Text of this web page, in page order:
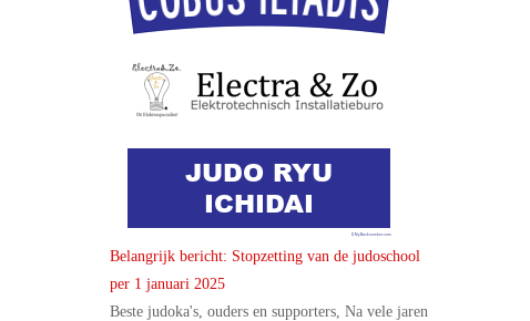
Belangrijk bericht: Stopzetting van de judoschool
per 1 januari 2025
Beste judoka's, ouders en supporters, Na vele jaren